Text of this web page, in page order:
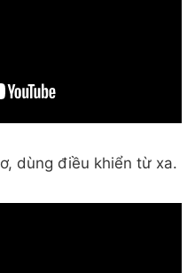
dùng điều khiển từ xa.